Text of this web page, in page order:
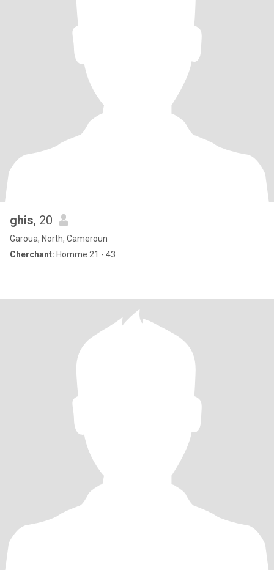
ghis, 20
Garoua, North, Cameroun
Cherchant: Homme 21 - 43